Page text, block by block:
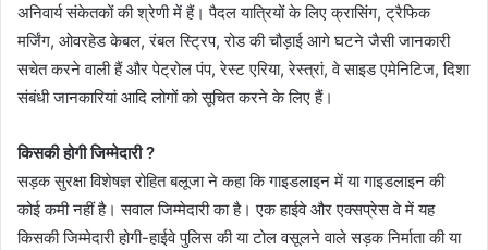
अनिवार्य संकेतकों की श्रेणी में हैं। पैदल यात्रियों के लिए क्रासिंग, ट्रैफिक
मर्जिंग, ओवरहेड केबल, रंबल स्ट्रिप, रोड की चौड़ाई आगे घटने जैसी जानकारी
सचेत करने वाली हैं और पेट्रोल पंप, रेस्ट एरिया, रेस्त्रां, वे साइड एमेनिटिज, दिशा
संबंधी जानकारियां आदि लोगों को सूचित करने के लिए हैं।
किसकी होगी जिम्मेदारी ?
सड़क सुरक्षा विशेषज्ञ रोहित बलूजा ने कहा कि गाइडलाइन में या गाइडलाइन की
कोई कमी नहीं है। सवाल जिम्मेदारी का है। एक हाईवे और एक्सप्रेस वे में यह
किसकी जिम्मेदारी होगी-हाईवे पुलिस की या टोल वसूलने वाले सड़क निर्माता की या